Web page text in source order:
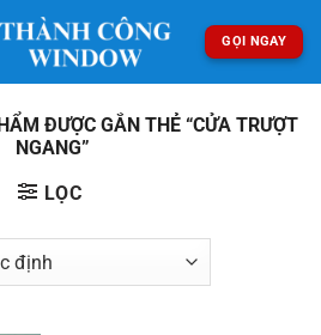
GỌI NGAY
ĐƯỢC GẮN THẺ “CỬA TRƯỢT
NGANG”
LỌC